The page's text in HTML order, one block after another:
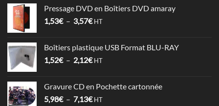
6,78€
à
Pressage DVD en Boîtiers DVD amaray
1,53€ – 3,57€Plage
1,53€
à
HT
Boîtiers plastique USB Format BLU-RAY
1,52€ – 2,12€Plage
1,52€
à
HT
Gravure CD en Pochette cartonnée
5,98€ – 7,13€Plage
HT